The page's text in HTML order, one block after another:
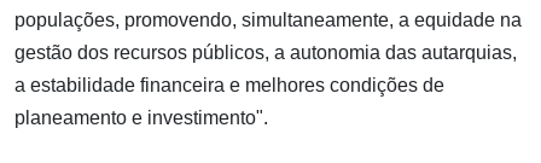
populações, promovendo, simultaneamente, a equidade na
gestão dos recursos públicos, a autonomia das autarquias,
a estabilidade financeira e melhores condições de
planeamento e investimento".